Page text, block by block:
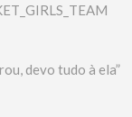
devo tudo à ela”